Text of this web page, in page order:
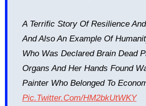
A Terrific Story Of Resilience
And Also An Example Of
Who Was Declared Brain Dead
Organs And Her Hands Found
Painter Who Belonged To
Pic.twitter.com/hM2bkUtWKY